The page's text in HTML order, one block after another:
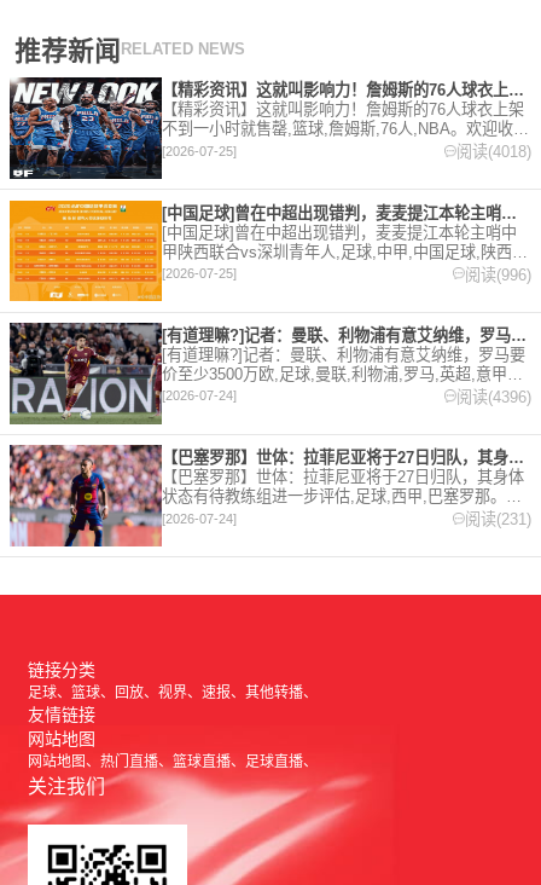
推荐新闻 RELATED NEWS
【精彩资讯】这就叫影响力！詹姆斯的76人球衣上架不到一小时就
【精彩资讯】这就叫影响力！詹姆斯的76人球衣上架
不到一小时就售罄,篮球,詹姆斯,76人,NBA。欢迎收藏
本站，24小时为你更新最新的足球，篮球体育资讯。
[2026-07-25] 阅读(4018)
[中国足球]曾在中超出现错判，麦麦提江本轮主哨中甲陕西联合v
[中国足球]曾在中超出现错判，麦麦提江本轮主哨中
甲陕西联合vs深圳青年人,足球,中甲,中国足球,陕西联
合,深圳青年人,中超。欢迎收藏本站，24小时为你更
[2026-07-25] 阅读(996)
[有道理嘛?]记者：曼联、利物浦有意艾纳维，罗马要价至少35
[有道理嘛?]记者：曼联、利物浦有意艾纳维，罗马要
价至少3500万欧,足球,曼联,利物浦,罗马,英超,意甲。
欢迎收藏本站，24小时为你更新最新的足球，篮球体
育资讯。
[2026-07-24] 阅读(4396)
【巴塞罗那】世体：拉菲尼亚将于27日归队，其身体状态有待教练
【巴塞罗那】世体：拉菲尼亚将于27日归队，其身体
状态有待教练组进一步评估,足球,西甲,巴塞罗那。欢
迎收藏本站，24小时为你更新最新的足球，篮球体育
资讯。
[2026-07-24] 阅读(231)
链接分类
足球 篮球 回放 视界 速报 其他转播
友情链接
网站地图
网站地图 热门直播 篮球直播 足球直播
关注我们